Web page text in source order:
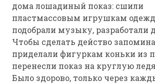
дома лошадиный показ: сшили
пластмассовым игрушкам
подобрали музыку, разработали
Чтобы сделать действо
приделали фигуркам коньки из
перенесли показ на круглую
Было здорово, только через